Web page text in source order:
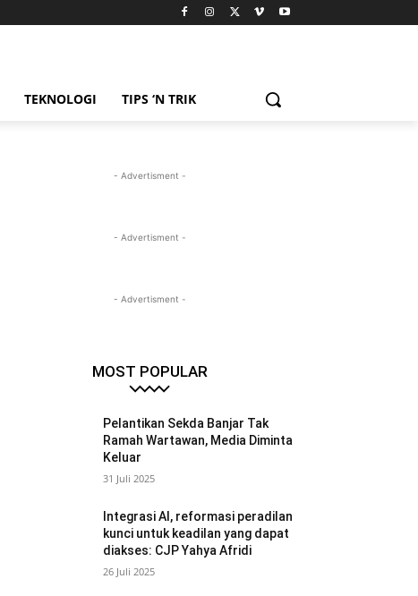
TEKNOLOGI TIPS ‘N TRIK
- Advertisment -
- Advertisment -
- Advertisment -
MOST POPULAR
Pelantikan Sekda Banjar Tak
Ramah Wartawan, Media Diminta
Keluar
31 Juli 2025
Integrasi AI, reformasi peradilan
kunci untuk keadilan yang dapat
diakses: CJP Yahya Afridi
26 Juli 2025